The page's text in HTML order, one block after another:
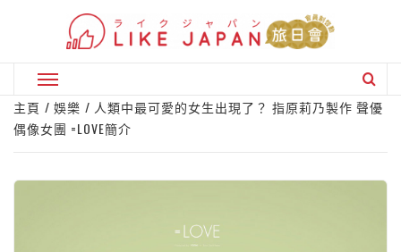
Primary
Menu
主頁 娛樂
人類中最可愛的女生出現了？ 指原莉乃製作 聲優
偶像女團 =LOVE簡介